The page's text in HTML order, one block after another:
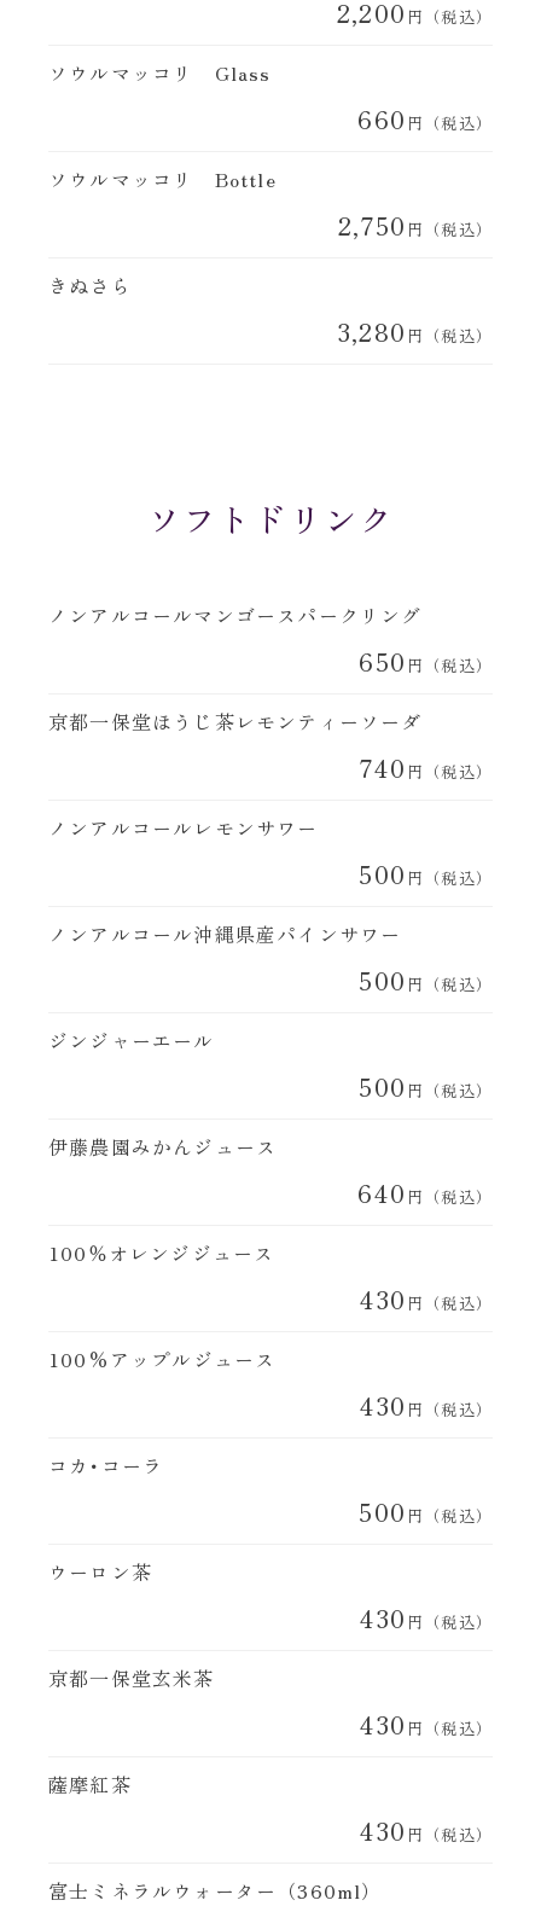
2,200 円（税込）
ソウルマッコリ Glass
660 円（税込）
ソウルマッコリ Bottle
2,750 円（税込）
きぬさら
3,280 円（税込）
ソフトドリンク
ノンアルコールマンゴースパークリング
650 円（税込）
京都一保堂ほうじ茶レモンティーソーダ
740 円（税込）
ノンアルコールレモンサワー
500 円（税込）
ノンアルコール沖縄県産パインサワー
500 円（税込）
ジンジャーエール
500 円（税込）
伊藤農園みかんジュース
640 円（税込）
100％オレンジジュース
430 円（税込）
100%アップルジュース
430 円（税込）
コカ･コーラ
500 円（税込）
ウーロン茶
430 円（税込）
京都一保堂玄米茶
430 円（税込）
薩摩紅茶
430 円（税込）
富士ミネラルウォーター（360ml）